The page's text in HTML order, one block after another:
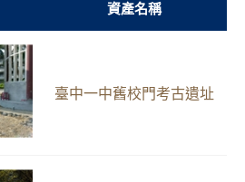
資產名稱
臺中一中舊校門考古遺址